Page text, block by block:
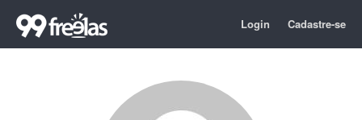
Login Cadastre-se